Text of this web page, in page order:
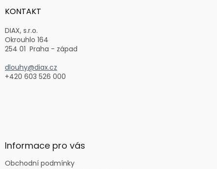
aKONTAKT
DIAX, s.r.o.
Okrouhlo 164
254 01 Praha - západ
dlouhy@diax.cz
+420 603 526 000
Informace pro vás
Obchodní podmínky